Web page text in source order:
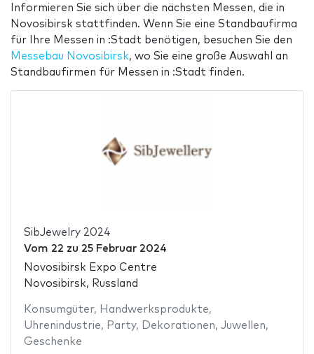
Informieren Sie sich über die nächsten Messen, die in
Novosibirsk stattfinden. Wenn Sie eine Standbaufirma
für Ihre Messen in :Stadt benötigen, besuchen Sie den
Messebau Novosibirsk, wo Sie eine große Auswahl an
Standbaufirmen für Messen in :Stadt finden.
SibJewelry 2024
Vom 22 zu 25 Februar 2024
Novosibirsk Expo Centre
Novosibirsk, Russland
Konsumgüter, Handwerksprodukte,
Uhrenindustrie, Party, Dekorationen, Juwellen,
Geschenke